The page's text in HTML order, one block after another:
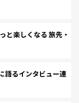
楽しくなる 旅先・
語るインタビュー連